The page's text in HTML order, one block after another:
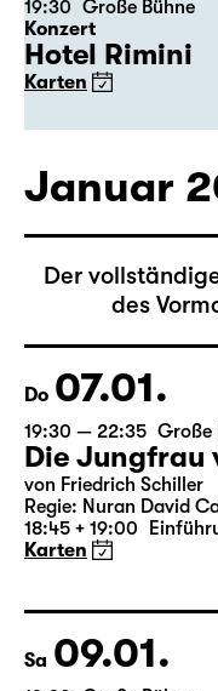
Fr 22.01.
19:30 — 22:35
18:45 + 19:00
Karten
23.01.
19:30 — 22:40 Große
Wiederaufnahme
Richard III
von William
Deutsch von Thomas
Leipziger Fassung
Regie: Enrico Lübbe
18:45 + 19:00
Karten
Theatertag
Mi 27.01.